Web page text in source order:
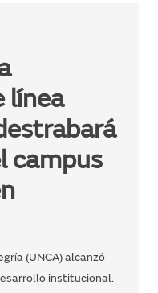
línea
campus
(UNCA) alcanzó
institucional.